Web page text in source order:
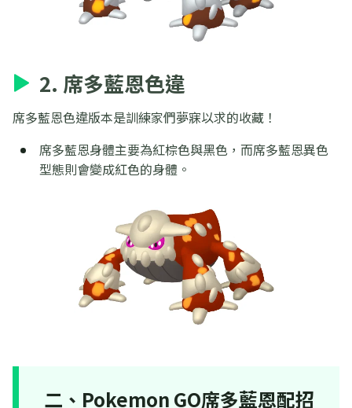
2. 席多藍恩色違
席多藍恩色違版本是訓練家們夢寐以求的收藏！
席多藍恩身體主要為紅棕色與黑色，而席多藍恩異色
型態則會變成紅色的身體。
二、Pokemon GO席多藍恩配招